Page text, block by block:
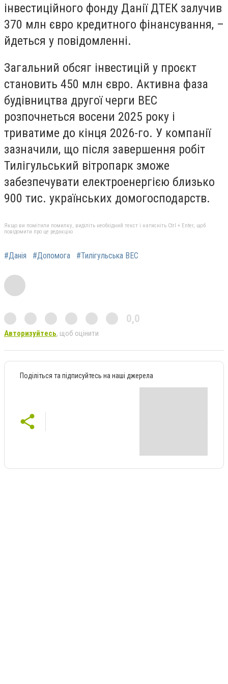
інвестиційного фонду Данії ДТЕК залучив
370 млн євро кредитного фінансування, –
йдеться у повідомленні.
Загальний обсяг інвестицій у проєкт
становить 450 млн євро. Активна фаза
будівництва другої черги ВЕС
розпочнеться восени 2025 року і
триватиме до кінця 2026-го. У компанії
зазначили, що після завершення робіт
Тилігульський вітропарк зможе
забезпечувати електроенергією близько
900 тис. українських домогосподарств.
Якщо ви помітили помилку, виділіть необхідний текст і натисніть Ctrl + Enter, щоб
повідомити про це редакцію
#Данія #Допомога #Тилігульська ВЕС
0,0
Авторизуйтесь, щоб оцінити
Поділіться та підписуйтесь на наші джерела